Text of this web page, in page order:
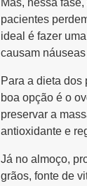
Mas, nessa
pacientes
ideal é fazer
causam
Para a dieta dos
boa opção é o
preservar a
antioxidante e
Já no almoço,
grãos, fonte de